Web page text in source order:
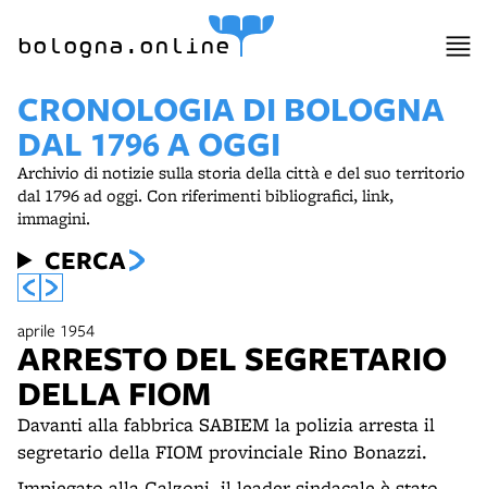
bologna.online
CRONOLOGIA DI BOLOGNA
DAL 1796 A OGGI
Archivio di notizie sulla storia della città e del suo territorio
dal 1796 ad oggi. Con riferimenti bibliografici, link,
immagini.
CERCA
aprile 1954
ARRESTO DEL SEGRETARIO
DELLA FIOM
Davanti alla fabbrica SABIEM la polizia arresta il
segretario della FIOM provinciale Rino Bonazzi.